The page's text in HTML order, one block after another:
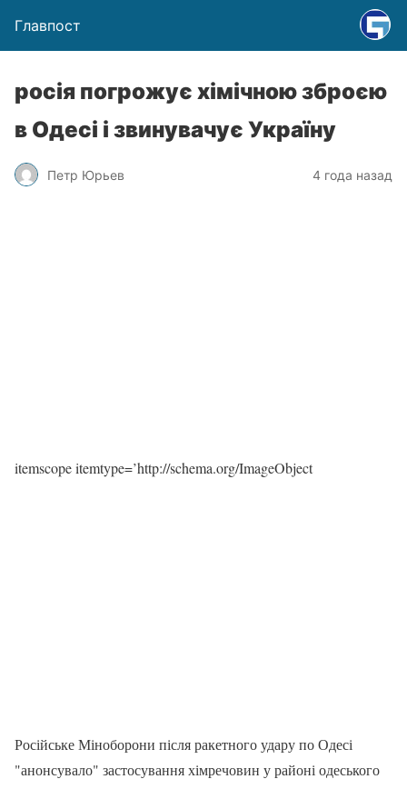
Главпост
росія погрожує хімічною зброєю
в Одесі і звинувачує Україну
Петр Юрьев 4 года назад
itemscope itemtype=’http://schema.org/ImageObject
Російське Міноборони після ракетного удару по Одесі
"анонсувало" застосування хімречовин у районі одеського